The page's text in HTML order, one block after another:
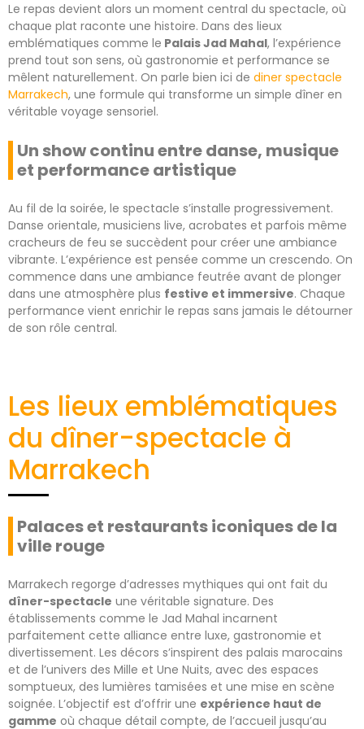
Le repas devient alors un moment central du spectacle, où
chaque plat raconte une histoire. Dans des lieux
emblématiques comme le Palais Jad Mahal, l’expérience
prend tout son sens, où gastronomie et performance se
mêlent naturellement. On parle bien ici de diner spectacle
Marrakech, une formule qui transforme un simple dîner en
véritable voyage sensoriel.
Un show continu entre danse, musique
et performance artistique
Au fil de la soirée, le spectacle s’installe progressivement.
Danse orientale, musiciens live, acrobates et parfois même
cracheurs de feu se succèdent pour créer une ambiance
vibrante. L’expérience est pensée comme un crescendo. On
commence dans une ambiance feutrée avant de plonger
dans une atmosphère plus festive et immersive. Chaque
performance vient enrichir le repas sans jamais le détourner
de son rôle central.
Les lieux emblématiques
du dîner-spectacle à
Marrakech
Palaces et restaurants iconiques de la
ville rouge
Marrakech regorge d’adresses mythiques qui ont fait du
dîner-spectacle une véritable signature. Des
établissements comme le Jad Mahal incarnent
parfaitement cette alliance entre luxe, gastronomie et
divertissement. Les décors s’inspirent des palais marocains
et de l’univers des Mille et Une Nuits, avec des espaces
somptueux, des lumières tamisées et une mise en scène
soignée. L’objectif est d’offrir une expérience haut de
gamme où chaque détail compte, de l’accueil jusqu’au